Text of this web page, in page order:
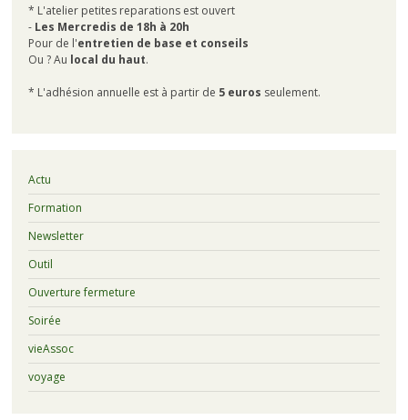
* L'atelier petites reparations est ouvert
- Les Mercredis de 18h à 20h
Pour de l'entretien de base et conseils
Ou ? Au local du haut.
* L'adhésion annuelle est à partir de 5 euros seulement.
Actu
Formation
Newsletter
Outil
Ouverture fermeture
Soirée
vieAssoc
voyage